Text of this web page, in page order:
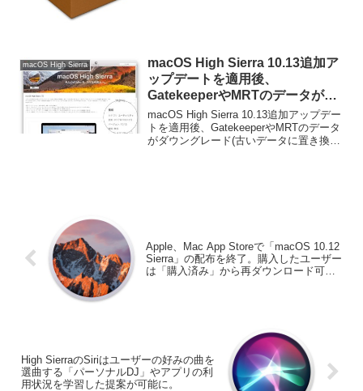
macOS High Sierra
macOS High Sierra 10.13追加ア
ップデートを適用後、
GatekeeperやMRTのデータがダ
ウングレードされる問題が確認さ
れる。
macOS High Sierra 10.13追加アップデー
トを適用後、GatekeeperやMRTのデータ
がダウングレード(古いデータに置き換わ
Apple、Mac App Storeで「macOS 10.12
Sierra」の配布を終了。購入したユーザー
は「購入済み」から再ダウンロード可
High SierraのSiriはユーザーの好みの曲を
選曲する「パーソナルDJ」やアプリの利
用状況を学習した提案が可能に。